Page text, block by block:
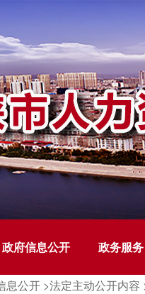
政府信息公开 政务服务
息公开 >法定主动公开内容